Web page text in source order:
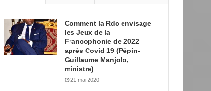
Comment la Rdc envisage
les Jeux de la
Francophonie de 2022
après Covid 19 (Pépin-
Guillaume Manjolo,
ministre)
21 mai 2020